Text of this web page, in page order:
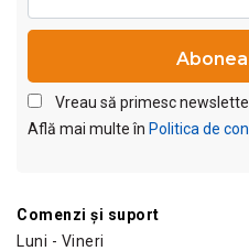
Vreau să primesc
Află mai multe în Politica de
Comenzi și suport
Luni - Vineri